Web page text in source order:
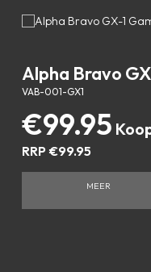
Alpha Bravo
VAB-001-GX1
€99.95
RRP €99.95
MEER